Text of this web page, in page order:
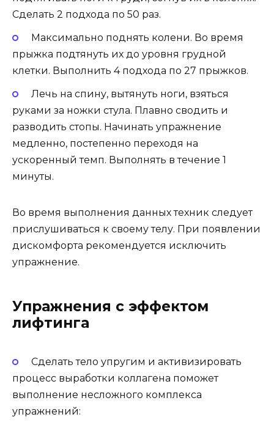
Сделать 2 подхода по 50 раз.
Максимально поднять колени. Во время
прыжка подтянуть их до уровня грудной
клетки. Выполнить 4 подхода по 27 прыжков.
Лечь на спину, вытянуть ноги, взяться
руками за ножки стула. Плавно сводить и
разводить стопы. Начинать упражнение
медленно, постепенно переходя на
ускоренный темп. Выполнять в течение 1
минуты.
Во время выполнения данных техник следует
прислушиваться к своему телу. При появлении
дискомфорта рекомендуется исключить
упражнение.
Упражнения с эффектом
лифтинга
Сделать тело упругим и активизировать
процесс выработки коллагена поможет
выполнение несложного комплекса
упражнений: